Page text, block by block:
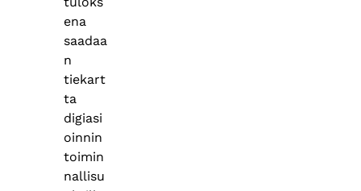
ena
saadaa
n
tiekart
ta
digiasi
oinnin
toimin
nallisu